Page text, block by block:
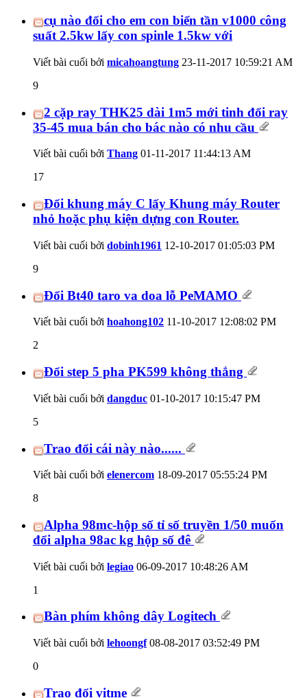
cụ nào đổi cho em con biển tần v1000 công
suất 2.5kw lấy con spinle 1.5kw với
Viết bài cuối bởi micahoangtung 23-11-2017 10:59:21 AM
9
2 cặp ray THK25 dài 1m5 mới tinh đổi ray
35-45 mua bán cho bác nào có nhu cầu
Viết bài cuối bởi Thang 01-11-2017 11:44:13 AM
17
Đổi khung máy C lấy Khung máy Router
nhỏ hoặc phụ kiện dựng con Router.
Viết bài cuối bởi dobinh1961 12-10-2017 01:05:03 PM
9
Đổi Bt40 taro va doa lỗ PeMAMO
Viết bài cuối bởi hoahong102 11-10-2017 12:08:02 PM
2
Đổi step 5 pha PK599 không thắng
Viết bài cuối bởi dangduc 01-10-2017 10:15:47 PM
5
Trao đổi cái này nào......
Viết bài cuối bởi elenercom 18-09-2017 05:55:24 PM
8
Alpha 98mc-hộp số tỉ số truyền 1/50 muốn
đổi alpha 98ac kg hộp số đê
Viết bài cuối bởi legiao 06-09-2017 10:48:26 AM
1
Bàn phím không dây Logitech
Viết bài cuối bởi lehoongf08-08-2017 03:52:49 PM
0
Trao đổi vitme